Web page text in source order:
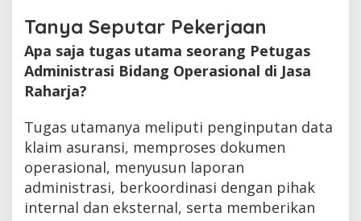
Tanya Seputar Pekerjaan
Apa saja tugas utama seorang Petugas
Administrasi Bidang Operasional di Jasa
Raharja?
Tugas utamanya meliputi penginputan data
klaim asuransi, memproses dokumen
operasional, menyusun laporan
administrasi, berkoordinasi dengan pihak
internal dan eksternal, serta memberikan